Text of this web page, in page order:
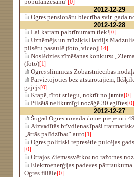
popularizēšanu”[0]
2012-12-29
Ogres pensionāru biedrība svin gada
2012-12-28
Lai katram pa brīnumam tiek![0]
Uzņēmējs un mūziķis Hardijs
pilsētu pasaulē (foto, video)[14]
Noslēdzies zīmēšanas konkurss
(foto)[1]
Ogres slimnīcas Zobārstniecības
Pārvietojoties bez atstarotājiem,
gājējs[0]
Krapē, tīrot sniegu, nokrīt no jumta[0]
Pilsētā nelikumīgi nozāģē 30 eglītes[0]
2012-12-27
Šogad Ogres novada domē pieņemti
Aizvadītās brīvdienas īpaši
„ātrās palīdzības” auto[1]
Ogres politiski represētie pulcējas
[0]
Otrajos Ziemassvētkos no ražotnes
Elektroenerģijas padeves
Ogres filiāle[0]